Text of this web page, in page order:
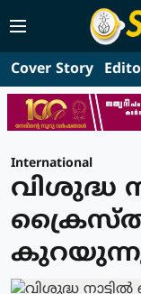
Cover Story
International
വിശുദ്ധ